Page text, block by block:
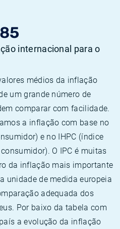
internacional para o
médios da inflação
um grande número de
comparar com facilidade.
a inflação com base no
e no IHPC (índice
O IPC é muitas
da inflação mais importante
unidade de medida europeia
adequada dos
Por baixo da tabela com
a evolução da inflação